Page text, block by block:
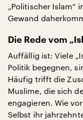
„Politischer Islam“
Gewand
Die Rede vom
Auffällig ist: Viele
Politik begegnen,
Häufig trifft die
Muslime, die sich
engagieren. Wie
Selbst ihr